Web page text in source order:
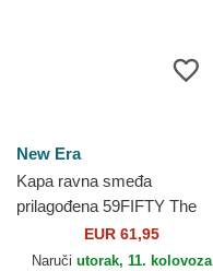
New Era
Kapa ravna smeđa
prilagođena 59FIFTY The
Elements Fire Pin Los
Angeles Dodgers MLB New
EUR 61,95
Naruči utorak, 11. kolovoza